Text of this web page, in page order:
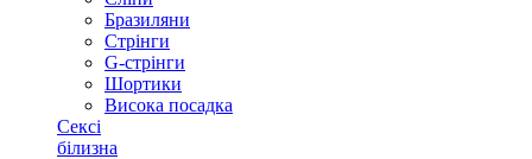
Бразиляни
Стрінги
G-стрінги
Шортики
Висока посадка
Сексі
білизна